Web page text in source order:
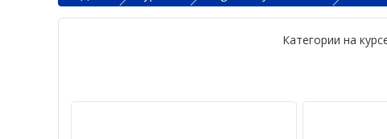
Категории на